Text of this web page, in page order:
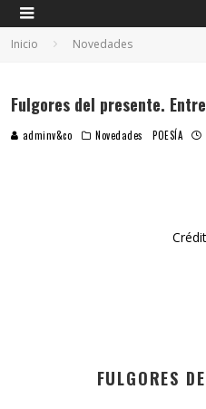
Inicio Novedades
Fulgores del presente.
adminv&co Novedades POESÍA
FULGORES